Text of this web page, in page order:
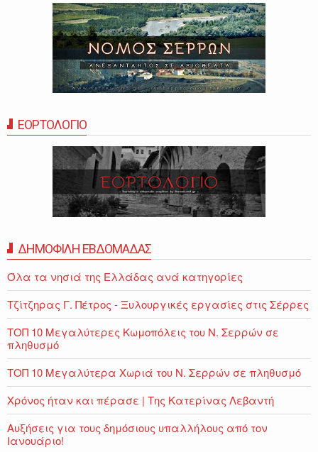
ΕΟΡΤΟΛΟΓΙΟ
ΔΗΜΟΦΙΛΗ ΕΒΔΟΜΑΔΑΣ
Όλα τα νησιά της Ελλάδας ανά κατηγορίες
Τζίτζηρας Γ. Πέτρος - Ξυλουργικές εργασίες στις Σέρρες
ΤΟΠ 10 Μεγαλύτερες Κωμοπόλεις του Ν. Σερρών σε
πληθυσμό
ΤΟΠ 10 Μεγαλύτερα Χωριά του Ν. Σερρών σε πληθυσμό
Χρόνος ήταν και πέρασε | Της Κατερίνας Λεβαντή
Αυξήσεις για τους δημόσιους υπαλλήλους από τον
Ιανουάριο!